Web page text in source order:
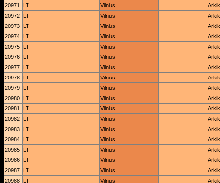
20971
LT Vilnius
20972 LT Vilnius
20973 LT Vilnius
20974 LT Vilnius
20975 LT Vilnius
20976 LT Vilnius
20977 LT Vilnius
20978 LT Vilnius
20979 LT Vilnius
20980 LT Vilnius
20981
LT Vilnius
20982 LT Vilnius
20983 LT Vilnius
20984 LT Vilnius
20985 LT Vilnius
20986 LT Vilnius
20987 LT Vilnius
20988 LT Vilnius